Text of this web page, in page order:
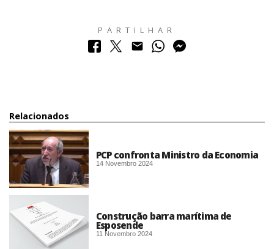
PARTILHAR
Relacionados
PCP confronta Ministro da Economia
14 Novembro 2024
Construção barra marítima de
Esposende
11 Novembro 2024